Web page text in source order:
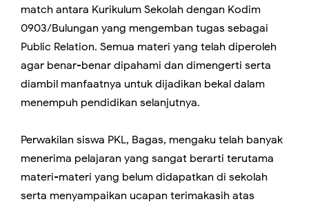
match antara Kurikulum Sekolah dengan Kodim
0903/Bulungan yang mengemban tugas sebagai
Public Relation. Semua materi yang telah diperoleh
agar benar-benar dipahami dan dimengerti serta
diambil manfaatnya untuk dijadikan bekal dalam
menempuh pendidikan selanjutnya.
Perwakilan siswa PKL, Bagas, mengaku telah banyak
menerima pelajaran yang sangat berarti terutama
materi-materi yang belum didapatkan di sekolah
serta menyampaikan ucapan terimakasih atas